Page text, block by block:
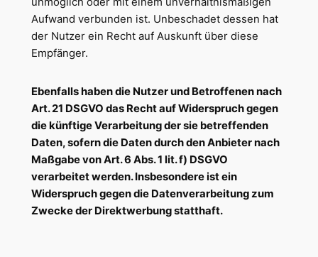
Aufwand verbunden ist. Unbeschadet dessen hat
der Nutzer ein Recht auf Auskunft über diese
Empfänger.
Ebenfalls haben die Nutzer und Betroffenen nach
Art. 21 DSGVO das Recht auf Widerspruch gegen
die künftige Verarbeitung der sie betreffenden
Daten, sofern die Daten durch den Anbieter nach
Maßgabe von Art. 6 Abs. 1 lit. f) DSGVO
verarbeitet werden. Insbesondere ist ein
Widerspruch gegen die Datenverarbeitung zum
Zwecke der Direktwerbung statthaft.